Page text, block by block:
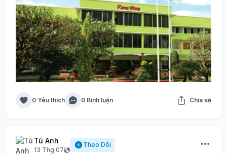
0 Yêu thích 0 Bình luận Chia sẻ
Tú Anh
13 Thg 07
Theo Dõi